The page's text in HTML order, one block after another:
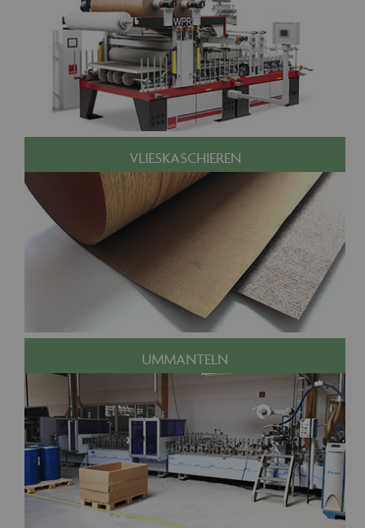
VLIESKASCHIEREN
UMMANTELN